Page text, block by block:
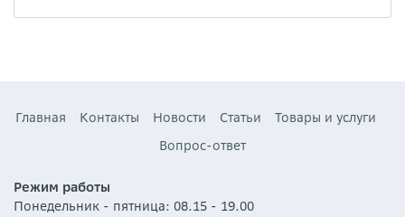
Главная Контакты Новости Статьи
Товары и услуги
Вопрос-ответ
Режим работы
Понедельник - пятница: 08.15 - 19.00